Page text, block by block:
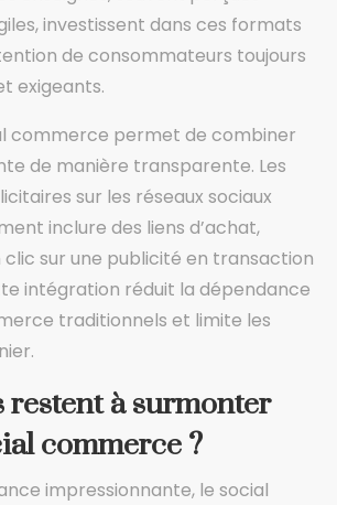
investissent dans ces formats
de consommateurs toujours
exigeants.
commerce permet de combiner
de manière transparente. Les
sur les réseaux sociaux
inclure des liens d’achat,
sur une publicité en transaction
intégration réduit la dépendance
traditionnels et limite les
restent à surmonter
commerce ?
impressionnante, le social